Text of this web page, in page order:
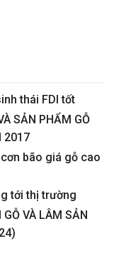
thái FDI tốt
SẢN PHẨM GỖ
2017
bão giá gỗ cao
tới thị trường
VÀ LÂM SẢN